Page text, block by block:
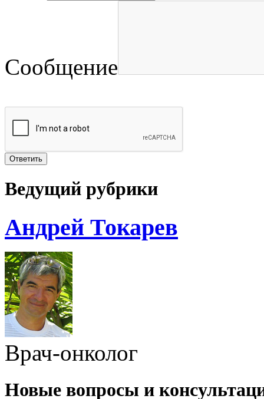
Сообщение
Ведущий рубрики
Андрей Токарев
Врач-онколог
Новые вопросы и